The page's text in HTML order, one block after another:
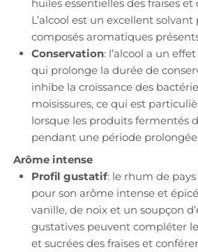
huiles essentielles des fraises et
L’alcool est un excellent
composés aromatiques
Conservation: l’alcool a un
qui prolonge la durée de
inhibe la croissance des
moisissures, ce qui est
lorsque les produits fermentés
pendant une période prolongée.
Arôme intense
Profil gustatif: le rhum de
pour son arôme intense et
vanille, de noix et un soupçon
gustatives peuvent compléter
et sucrées des fraises et